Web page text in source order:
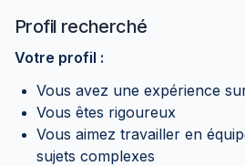
Profil recherché
Votre profil :
Vous avez une expérience
Vous êtes rigoureux
Vous aimez travailler en
sujets complexes